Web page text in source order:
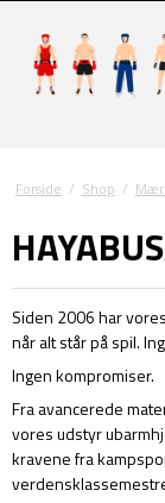
Forside / Shop /
Siden 2006 har
når alt står på spil.
Ingen kompromiser.
Fra avancerede
vores udstyr
kravene fra